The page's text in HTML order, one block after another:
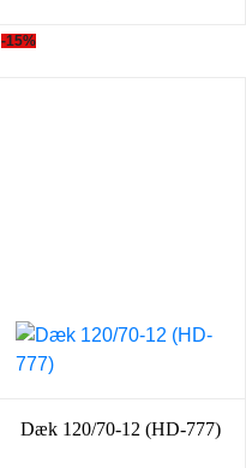
-15%
Dæk 120/70-12 (HD-777)